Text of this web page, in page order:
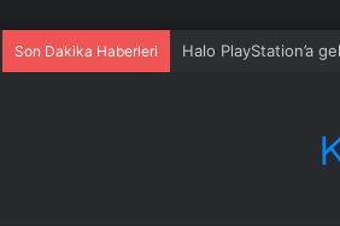
Son Dakika Haberleri Halo PlayStation’a